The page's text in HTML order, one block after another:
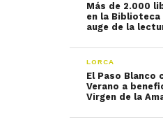
Más de 2.000
en la Biblioteca
auge de la
LORCA
El Paso Blanco
Verano a
Virgen de la